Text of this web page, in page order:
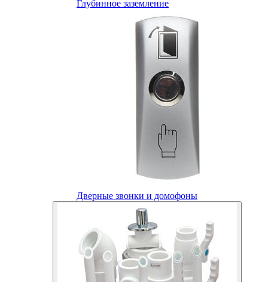
Глубинное заземление
Дверные звонки и домофоны